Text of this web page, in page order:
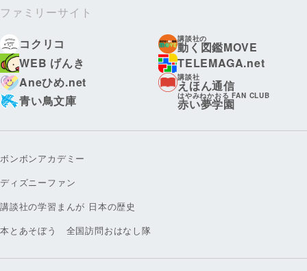
ファミリーサイト
コクリコ
講談社の
動く図鑑MOVE
WEB げんき
TELEMAGA.net
Aneひめ.net
講談社
えほん通信
青い鳥文庫
はやみねかおる FAN CLUB
赤い夢学園
ボンボンアカデミー
ディズニーファン
講談社の学習まんが 日本の歴史
本とあそぼう 全国訪問おはなし隊